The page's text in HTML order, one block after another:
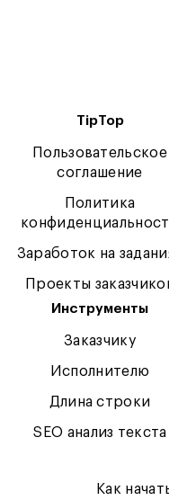
TipTop
Пользовательское
соглашение
Политика
Заработок на
Проекты
Инструменты
Заказчику
Исполнителю
Длина строки
SEO анализ текста
Как